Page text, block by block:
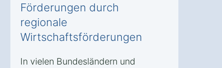
Förderungen durch
regionale
Wirtschaftsförderungen
In vielen Bundesländern und